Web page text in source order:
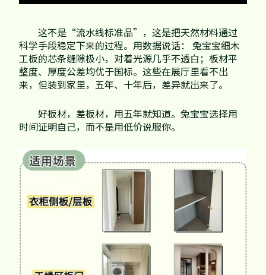
这不是“流水线标准品”，这是把天然材料通过
科学手段稳定下来的过程。用数据说话： 兔宝宝细木
工板的芯条缝隙极小，对着光源几乎不透白；板材平
整度、厚度公差均优于国标。这些在展厅里看不出
来，但装到家里，五年、十年后，差异就出来了。
好板材，差板材，用五年就知道。兔宝宝选择用
时间证明自己，而不是用低价说服你。